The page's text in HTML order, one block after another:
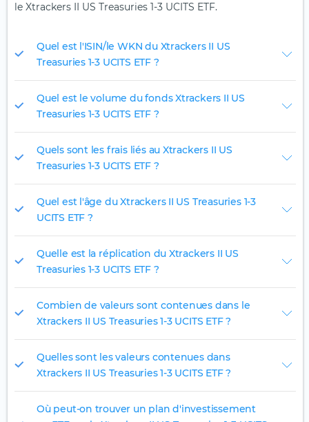
le Xtrackers II US Treasuries 1-3 UCITS ETF.
Quel est l'ISIN/le WKN du Xtrackers II US
Treasuries 1-3 UCITS ETF ?
Quel est le volume du fonds Xtrackers II US
Treasuries 1-3 UCITS ETF ?
Quels sont les frais liés au Xtrackers II US
Treasuries 1-3 UCITS ETF ?
Quel est l'âge du Xtrackers II US Treasuries 1-3
UCITS ETF ?
Quelle est la réplication du Xtrackers II US
Treasuries 1-3 UCITS ETF ?
Combien de valeurs sont contenues dans le
Xtrackers II US Treasuries 1-3 UCITS ETF ?
Quelles sont les valeurs contenues dans
Xtrackers II US Treasuries 1-3 UCITS ETF ?
Où peut-on trouver un plan d'investissement